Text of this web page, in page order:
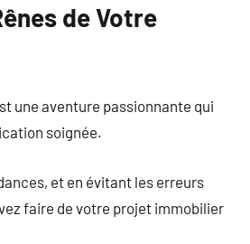
de Votre
une aventure passionnante qui
soignée.
et en évitant les erreurs
faire de votre projet immobilier